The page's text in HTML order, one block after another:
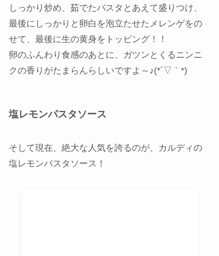
しっかり炒め、茹でたパスタとあえて盛りつけ、
最後にしっかりと卵白を泡立たせたメレンゲをの
せて、最後に生の黄身をトッピング！！
卵のふんわり食感のあとに、ガツンとくるニンニ
クの香りがたまらんらしいですよ～♪(*´▽｀*)
塩レモンパスタソース
そして現在、絶大な人気を誇るのが、カルディの
塩レモンパスタソース！